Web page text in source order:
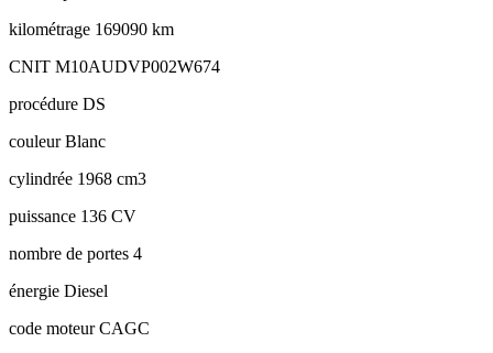
kilométrage 169090 km
CNIT M10AUDVP002W674
procédure DS
couleurBlanc
cylindrée 1968 cm3
puissance 136 CV
nombre de portes 4
énergie Diesel
code moteurCAGC